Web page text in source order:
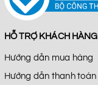
HỖ TRỢ KHÁCH HÀNG
Hướng dẫn mua hàng
Hướng dẫn thanh toán